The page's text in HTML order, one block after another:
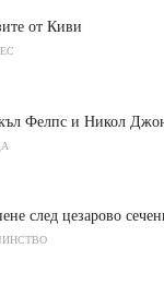
от Киви
Фелпс и Никол
след цезарово